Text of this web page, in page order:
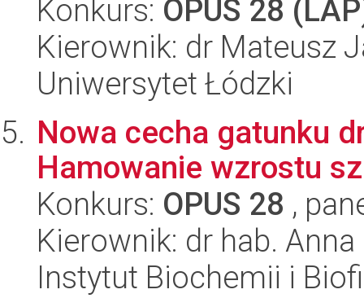
Konkurs: OPUS 28
Kierownik: dr Mateusz
Uniwersytet Łódzki
Nowa cecha gatunku
Hamowanie wzrostu
Konkurs: OPUS 28 ,
Kierownik: dr hab. Anna
Instytut Biochemii i